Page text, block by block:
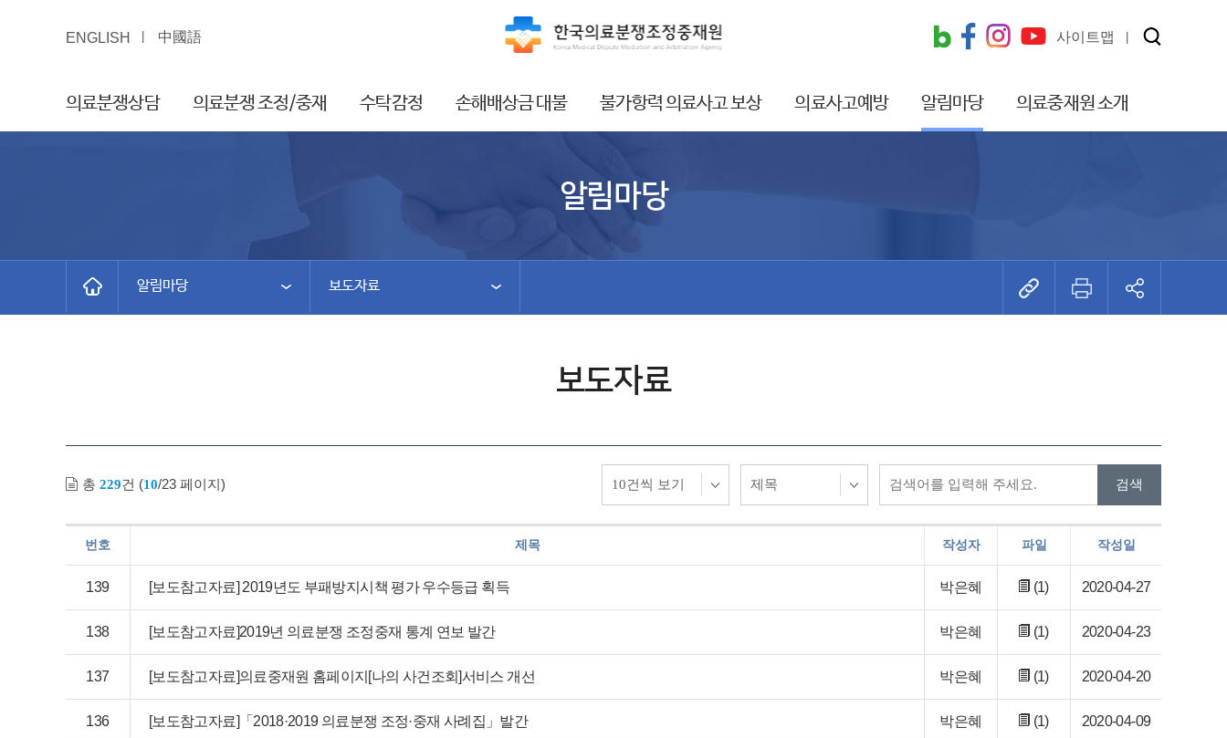
ENGLISH 中國語 사이트맵
의료분쟁상담 의료분쟁 조정/중재 수탁감정 손해배상금 대불 불가항력 의료사고 보상 의료사고예방 알림마당 의료중재원 소개
알림마당
알림마당 보도자료
보도자료
총 229건 (10/23 페이지)
번호 제목 작성자 파일 작성일
139 [보도참고자료] 2019년도 부패방지시책 평가 우수등급 획득 박은혜 (1) 2020-04-27
138 [보도참고자료]2019년 의료분쟁 조정중재 통계 연보 발간 박은혜 (1) 2020-04-23
137 [보도참고자료]의료중재원 홈페이지[나의 사건조회]서비스 개선 박은혜 (1) 2020-04-20
136 [보도참고자료]「2018·2019 의료분쟁 조정·중재 사례집」발간 박은혜 (1) 2020-04-09